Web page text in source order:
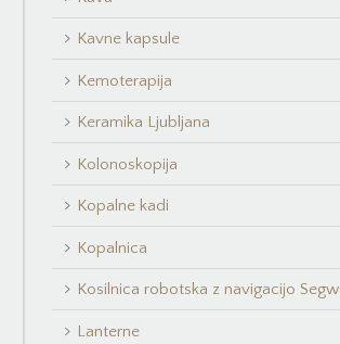
Kavne kapsule
Kemoterapija
Keramika Ljubljana
Kolonoskopija
Kopalne kadi
Kopalnica
Kosilnica robotska z navigacijo
Lanterne